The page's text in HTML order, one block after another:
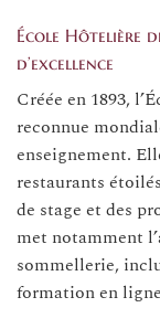
École Hôtelière
d’excellence
Créée en 1893,
reconnue
enseignement.
restaurants
de stage et des
met notamment
sommellerie,
formation en